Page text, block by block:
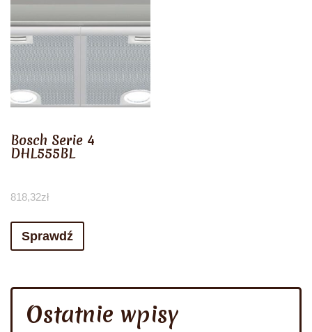
Bosch Serie 4
DHL555BL
818,32zł
Sprawdź
Ostatnie wpisy